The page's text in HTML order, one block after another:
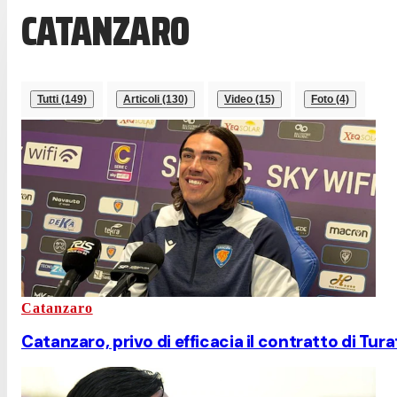
CATANZARO
Tutti (149) Articoli (130) Video (15) Foto (4)
Catanzaro
Catanzaro, privo di efficacia il contratto di